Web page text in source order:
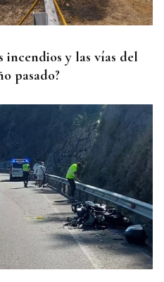
incendios y las vías del
pasado?